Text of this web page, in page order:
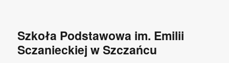
Szkoła Podstawowa im. Emilii
Sczanieckiej w Szczańcu